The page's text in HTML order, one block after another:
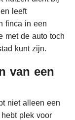
leeft
finca in een
met de auto toch
kunt zijn.
van een
niet alleen een
plek voor